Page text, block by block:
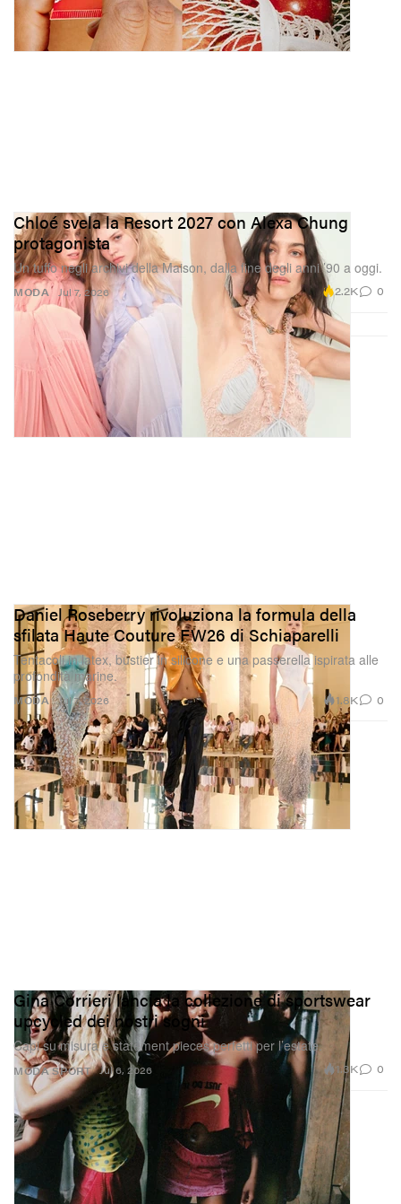
MODA
Chloé svela la Resort 2027 con Alexa Chung
protagonista
Un tuffo negli archivi della Maison, dalla fine degli anni ’90 a oggi.
Jul 7, 2026 2.2K 0
MODA
Daniel Roseberry rivoluziona la formula della
sfilata Haute Couture FW26 di Schiaparelli
Tentacoli in latex, bustier in silicone e una passerella ispirata alle
profondità marine.
Jul 7, 2026 1.8K 0
MODA SPORT
Gina Corrieri lancia la collezione di sportswear
upcycled dei nostri sogni
Capi su misura e statement pieces perfetti per l’estate.
Jul 6, 2026 1.3K 0